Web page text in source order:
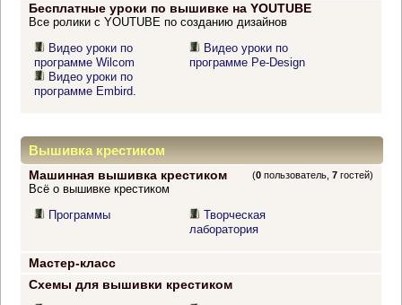
Бесплатные уроки по вышивке на YOUTUBE
Все ролики с YOUTUBE по созданию дизайнов
Видео уроки по
программе Wilcom
Видео уроки по
программе Embird.
Видео уроки по
программе Pe-Design
Вышивка крестиком
Машинная вышивка крестиком (0 пользователь,7 гостей)
Всё о вышивке крестиком
Программы
Творческая
лаборатория
Мастер-класс
Схемы для вышивки крестиком